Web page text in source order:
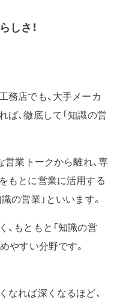
しさ！
務店でも、大手メーカ
、徹底して「知識の営
営業トークから離れ、専
もとに営業に活用する
の営業」といいます。
もともと「知識の営
やすい分野です。
なれば深くなるほど、